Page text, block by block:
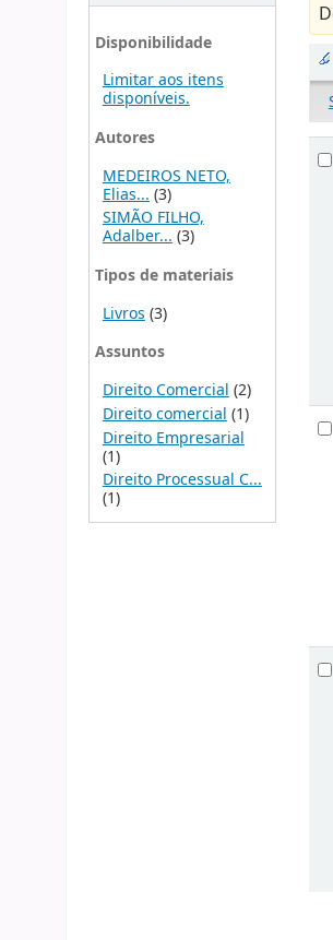
Disponibilidade
Limitar aos itens
disponíveis.
Autores
MEDEIROS NETO,
Elias... (3)
SIMÃO FILHO,
Adalber...(3)
Tipos de materiais
Livros (3)
Assuntos
Direito Comercial (2)
Direito comercial (1)
Direito Empresarial
(1)
Direito Processual C...
(1)